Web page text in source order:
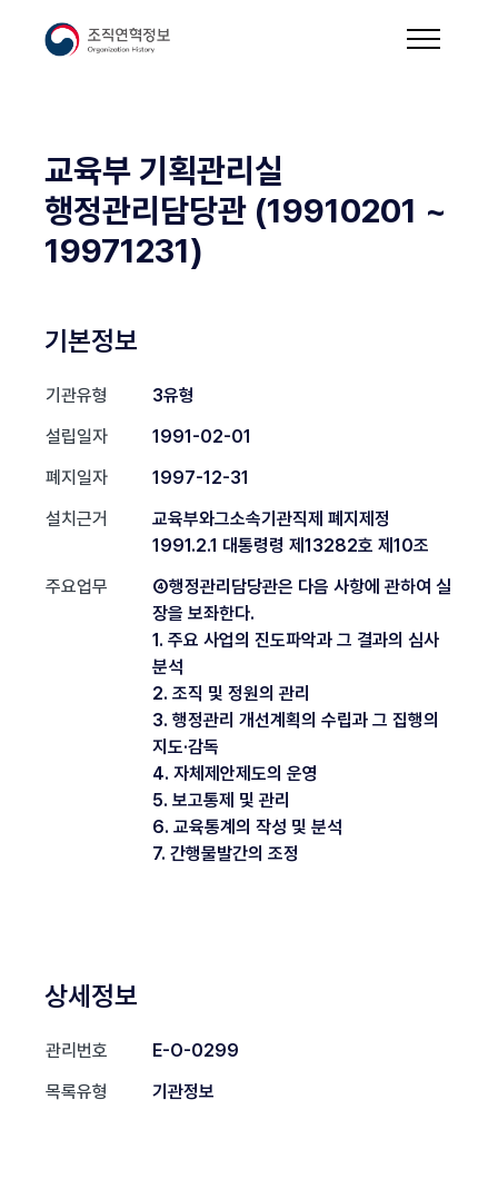
교육부 기획관리실
행정관리담당관 (19910201 ~
19971231)
기본정보
기관유형
3유형
설립일자
1991-02-01
폐지일자
1997-12-31
설치근거
교육부와그소속기관직제 폐지제정
1991.2.1 대통령령 제13282호 제10조
주요업무
④행정관리담당관은 다음 사항에 관하여 실
장을 보좌한다.
1. 주요 사업의 진도파악과 그 결과의 심사
분석
2. 조직 및 정원의 관리
3. 행정관리 개선계획의 수립과 그 집행의
지도·감독
4. 자체제안제도의 운영
5. 보고통제 및 관리
6. 교육통계의 작성 및 분석
7. 간행물발간의 조정
상세정보
관리번호
E-O-0299
목록유형
기관정보